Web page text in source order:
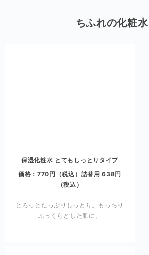
ちふれの化粧水
保湿化粧水 とてもしっとりタイプ
価格：770円（税込）詰替用 638円
（税込）
とろっとたっぷりしっとり。もっちり
ふっくらとした肌に。